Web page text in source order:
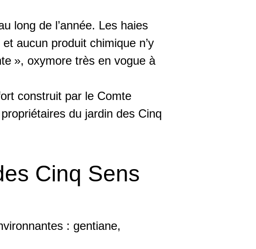
long de l’année. Les haies
aucun produit chimique n’y
», oxymore très en vogue à
construit par le Comte
du jardin des Cinq
Cinq Sens
: gentiane,